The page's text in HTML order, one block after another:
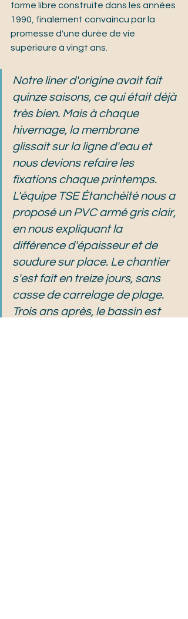
forme libre construite dans les années
1990, finalement convaincu par la
promesse d'une durée de vie
supérieure à vingt ans.
Notre liner d'origine avait fait
quinze saisons, ce qui était déjà
très bien. Mais à chaque
hivernage, la membrane
glissait sur la ligne d'eau et
nous devions refaire les
fixations chaque printemps.
L'équipe TSE Étanchéité nous a
proposé un PVC armé gris clair,
en nous expliquant la
différence d'épaisseur et de
soudure sur place. Le chantier
s'est fait en treize jours, sans
casse de carrelage de plage.
Trois ans après, le bassin est